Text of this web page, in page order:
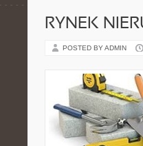
RYNEK
POSTED BY ADMIN